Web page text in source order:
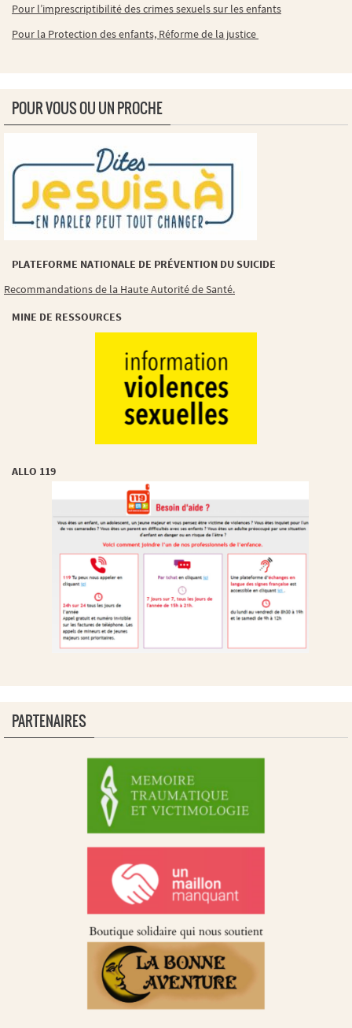
Pour l’imprescriptibilité des crimes sexuels sur les enfants
Pour la Protection des enfants, Réforme de la justice
POUR VOUS OU UN PROCHE
PLATEFORME NATIONALE DE PRÉVENTION DU SUICIDE
Recommandations de la Haute Autorité de Santé.
MINE DE RESSOURCES
ALLO 119
PARTENAIRES